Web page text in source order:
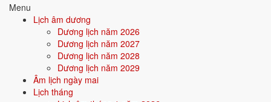
Menu
Lịch âm dương
Dương lịch năm 2026
Dương lịch năm 2027
Dương lịch năm 2028
Dương lịch năm 2029
Âm lịch ngày mai
Lịch tháng
Con kính lạy ngài Đông Trù Tư mệnh Táo phủ Thần quân.
Con kính lạy Thần Tài vị tiền, các ngài Thần linh, Thổ địa cai quản
trong xứ này.
Tín chủ con là: ... Ngụ tại: ...
Hôm nay là ngày mùng 10 tháng Giêng, ngày vía Thần Tài. Tín chủ
con thành tâm sắm sửa hương hoa, lễ vật, kim ngân, trà quả dâng lên